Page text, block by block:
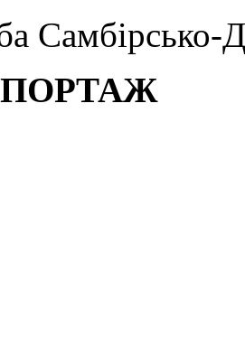
Самбірсько-